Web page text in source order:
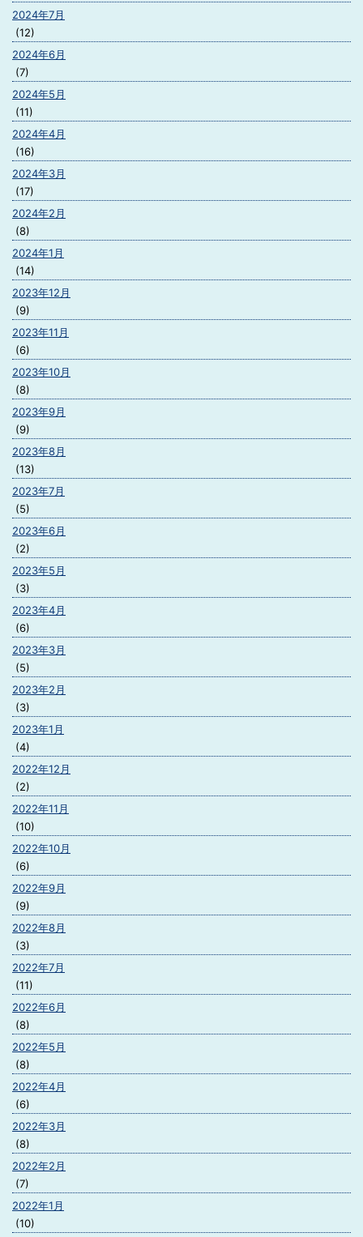
2024年7月
(12)
2024年6月
(7)
2024年5月
(11)
2024年4月
(16)
2024年3月
(17)
2024年2月
(8)
2024年1月
(14)
2023年12月
(9)
2023年11月
(6)
2023年10月
(8)
2023年9月
(9)
2023年8月
(13)
2023年7月
(5)
2023年6月
(2)
2023年5月
(3)
2023年4月
(6)
2023年3月
(5)
2023年2月
(3)
2023年1月
(4)
2022年12月
(2)
2022年11月
(10)
2022年10月
(6)
2022年9月
(9)
2022年8月
(3)
2022年7月
(11)
2022年6月
(8)
2022年5月
(8)
2022年4月
(6)
2022年3月
(8)
2022年2月
(7)
2022年1月
(10)